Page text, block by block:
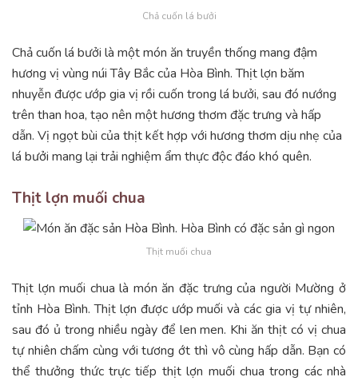
Chả cuốn lá bưởi
Chả cuốn lá bưởi là một món ăn truyền thống mang đậm
hương vị vùng núi Tây Bắc của Hòa Bình. Thịt lợn băm
nhuyễn được ướp gia vị rồi cuốn trong lá bưởi, sau đó nướng
trên than hoa, tạo nên một hương thơm đặc trưng và hấp
dẫn. Vị ngọt bùi của thịt kết hợp với hương thơm dịu nhẹ của
lá bưởi mang lại trải nghiệm ẩm thực độc đáo khó quên.
Thịt lợn muối chua
Thịt muối chua
Thịt lợn muối chua là món ăn đặc trưng của người Mường ở
tỉnh Hòa Bình. Thịt lợn được ướp muối và các gia vị tự nhiên,
sau đó ủ trong nhiều ngày để len men. Khi ăn thịt có vị chua
tự nhiên chấm cùng với tương ớt thì vô cùng hấp dẫn. Bạn có
thể thưởng thức trực tiếp thịt lợn muối chua trong các nhà